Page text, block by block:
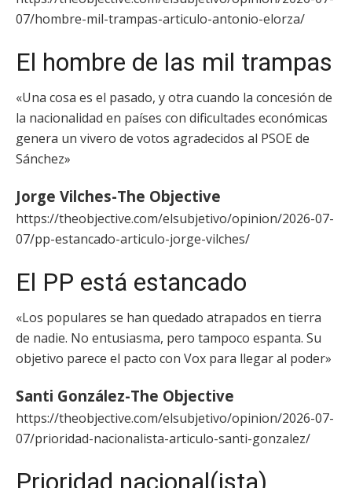
07/hombre-mil-trampas-articulo-antonio-elorza/
El hombre de las mil trampas
«Una cosa es el pasado, y otra cuando la concesión de
la nacionalidad en países con dificultades económicas
genera un vivero de votos agradecidos al PSOE de
Sánchez»
Jorge Vilches-The Objective
https://theobjective.com/elsubjetivo/opinion/2026-07-
07/pp-estancado-articulo-jorge-vilches/
El PP está estancado
«Los populares se han quedado atrapados en tierra
de nadie. No entusiasma, pero tampoco espanta. Su
objetivo parece el pacto con Vox para llegar al poder»
Santi González-The Objective
https://theobjective.com/elsubjetivo/opinion/2026-07-
07/prioridad-nacionalista-articulo-santi-gonzalez/
Prioridad nacional(ista)